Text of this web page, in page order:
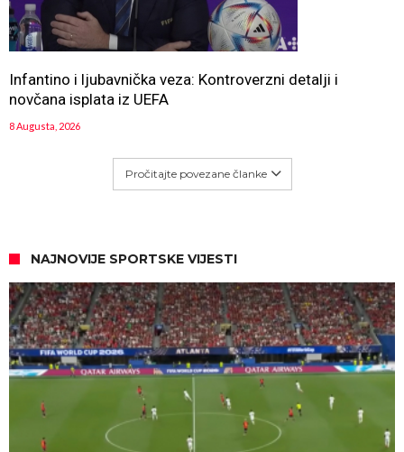
Infantino i ljubavnička veza: Kontroverzni detalji i
novčana isplata iz UEFA
8 Augusta, 2026
Pročitajte povezane članke
NAJNOVIJE SPORTSKE VIJESTI